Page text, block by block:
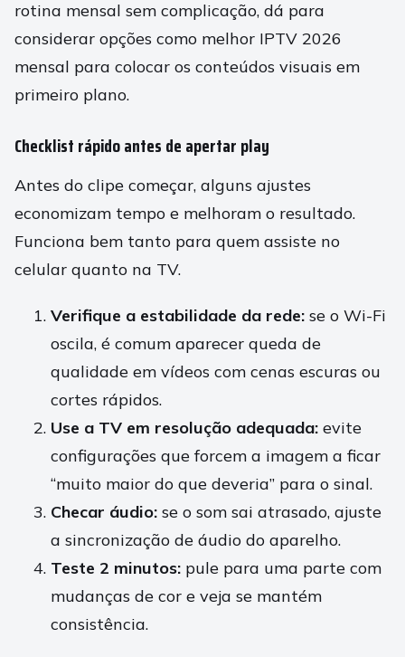
rotina mensal sem complicação, dá para
considerar opções como melhor IPTV 2026
mensal para colocar os conteúdos visuais em
primeiro plano.
Checklist rápido antes de apertar play
Antes do clipe começar, alguns ajustes
economizam tempo e melhoram o resultado.
Funciona bem tanto para quem assiste no
celular quanto na TV.
Verifique a estabilidade da rede: se o Wi-Fi
oscila, é comum aparecer queda de
qualidade em vídeos com cenas escuras ou
cortes rápidos.
Use a TV em resolução adequada: evite
configurações que forcem a imagem a ficar
“muito maior do que deveria” para o sinal.
Checar áudio: se o som sai atrasado, ajuste
a sincronização de áudio do aparelho.
Teste 2 minutos: pule para uma parte com
mudanças de cor e veja se mantém
consistência.